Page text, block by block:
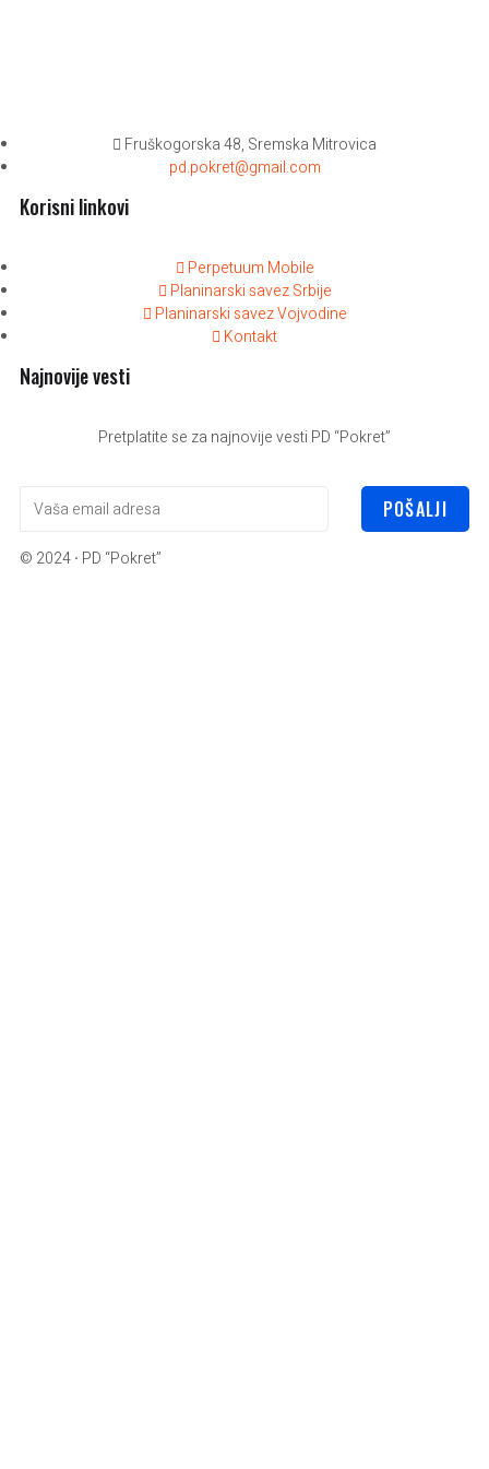
Fruškogorska 48, Sremska Mitrovica
pd.pokret@gmail.com
Korisni linkovi
Perpetuum Mobile
Planinarski savez Srbije
Planinarski savez Vojvodine
Kontakt
Najnovije vesti
Pretplatite se za najnovije vesti PD “Pokret”
POŠALJI
© 2024· PD “Pokret”